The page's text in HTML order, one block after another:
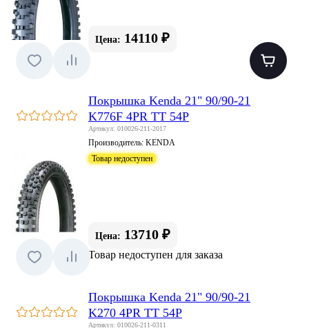
Цена: 14110 ₽
Покрышка Kenda 21" 90/90-21
K776F 4PR TT 54P
Артикул: 010026-211-2017
Производитель: KENDA
Товар недоступен
Цена: 13710 ₽
Товар недоступен для заказа
Покрышка Kenda 21" 90/90-21
K270 4PR TT 54P
Артикул: 010026-211-0311